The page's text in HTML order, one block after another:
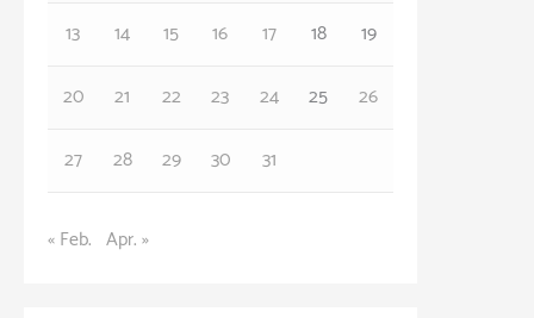
13
14 15 16 17 18
19
20
21 22 23 24 25
26
27
28 29 30 31
« Feb. Apr. »